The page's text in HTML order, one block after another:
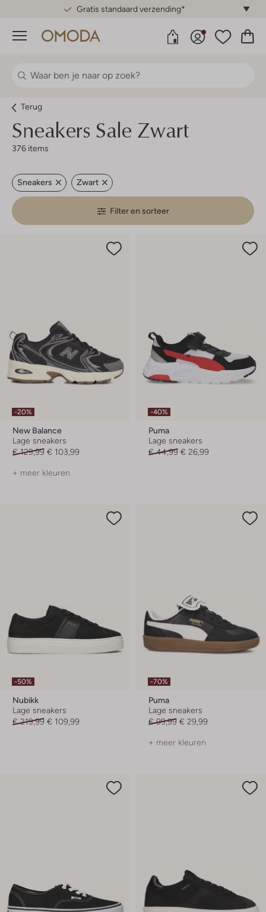
Gratis standaard verzending*
Menu
Terug
Sneakers Sale Zwart
376 items
Sneakers Zwart
Filter en sorteer
-20%
New Balance
Lage sneakers
€ 129,99 € 103,99
+ meer kleuren
-40%
Puma
Lage sneakers
€ 44,99 € 26,99
-50%
Nubikk
Lage sneakers
€ 219,99 € 109,99
-70%
Puma
Lage sneakers
€ 99,99 € 29,99
+ meer kleuren